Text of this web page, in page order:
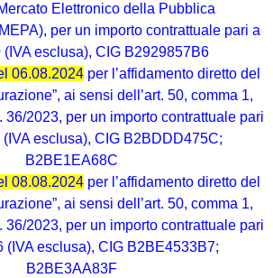
Elettronico della Pubblica
per un importo contrattuale pari a
(IVA esclusa), CIG B2929857B6
06.08.2024per l’affidamento diretto del
ai sensi dell’art. 50, comma 1,
36/2023, per un importo contrattuale pari
esclusa), CIG B2BDDD475C;
B2BE1EA68C
08.08.2024per l’affidamento diretto del
ai sensi dell’art. 50, comma 1,
36/2023, per un importo contrattuale pari
(IVA esclusa), CIG B2BE4533B7;
B2BE3AA83F